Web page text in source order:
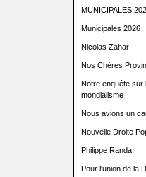
MUNICIPALES
Municipales 2026
Nicolas Zahar
Nos Chères
Notre enquête sur
mondialisme
Nous avions un
Nouvelle Droite
Philippe Randa
Pour l'union de la